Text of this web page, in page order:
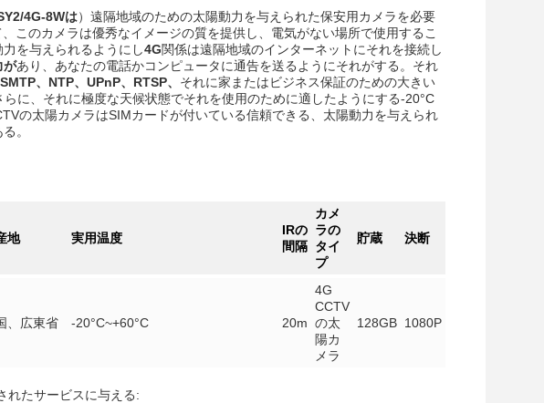
4G-8Wは）遠隔地域のための太陽動力を与えられた保安用カメラを必要
このカメラは優秀なイメージの質を提供し、電気がない場所で使用するこ
を与えられるようにし4G関係は遠隔地域のインターネットにそれを接続し
があり、あなたの電話かコンピュータに通告を送るようにそれがする。それ
、NTP、UPnP、RTSP、 それに家またはビジネス保証のための大きい
に、それに極度な天候状態でそれを使用のために適したようにする-20°C
の太陽カメラはSIMカードが付いている信頼できる、太陽動力を与えられ
。
地 実用温度
IRの
間隔
カメ
ラの
タイ
プ
貯蔵 決断
、広東省 -20°C~+60°C 20m
4G
CCTV
の太
陽カ
メラ
128GB 1080P
れたサービスに与える: